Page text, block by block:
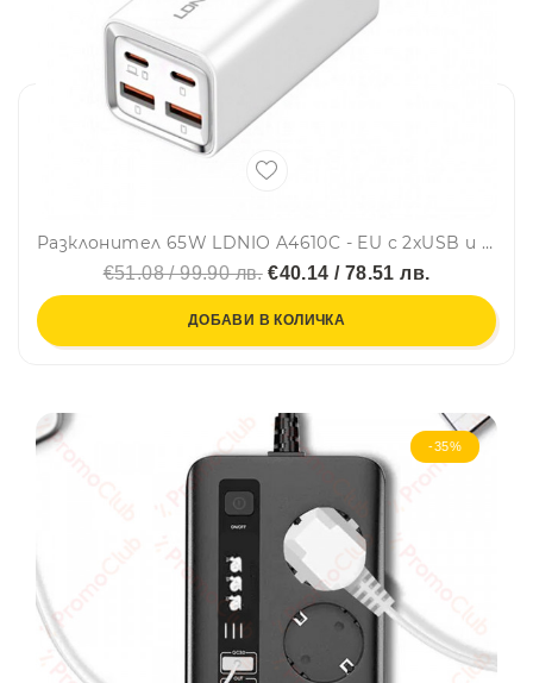
Разклонител 65W LDNIO A4610C - EU с 2xUSB и 2xPD порта
€51.08 / 99.90 лв.€40.14 / 78.51 лв.
ДОБАВИ В КОЛИЧКА
-35%